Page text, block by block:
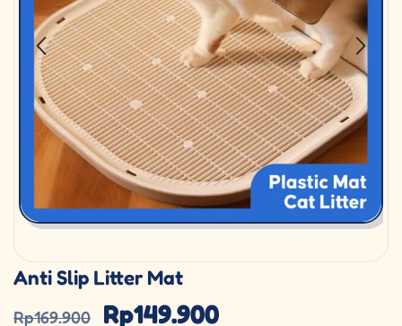
Anti Slip Litter Mat
Rp169.900 Rp149.900